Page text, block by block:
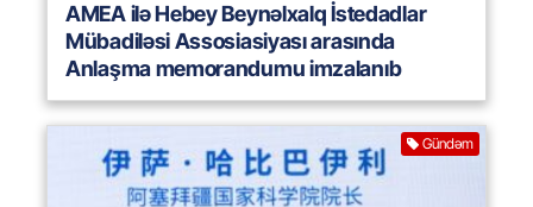
AMEA ilə Hebey Beynəlxalq İstedadlar
Mübadiləsi Assosiasiyası arasında
Anlaşma memorandumu imzalanıb
Gündəm